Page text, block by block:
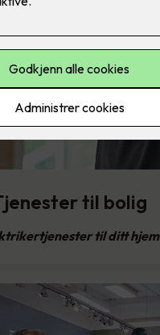
til bolig
til ditt hjem